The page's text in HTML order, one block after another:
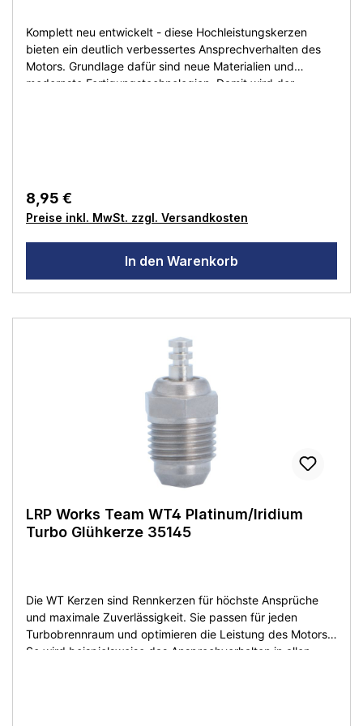
Komplett neu entwickelt - diese Hochleistungskerzen
bieten ein deutlich verbessertes Ansprechverhalten des
Motors. Grundlage dafür sind neue Materialien und
modernste Fertigungstechnologien. Damit wird der
8,95 €
Preise inkl. MwSt. zzgl. Versandkosten
In den Warenkorb
LRP Works Team WT4 Platinum/Iridium
Turbo Glühkerze 35145
Die WT Kerzen sind Rennkerzen für höchste Ansprüche
und maximale Zuverlässigkeit. Sie passen für jeden
Turbobrennraum und optimieren die Leistung des Motors.
So wird beispielsweise das Ansprechverhalten in allen